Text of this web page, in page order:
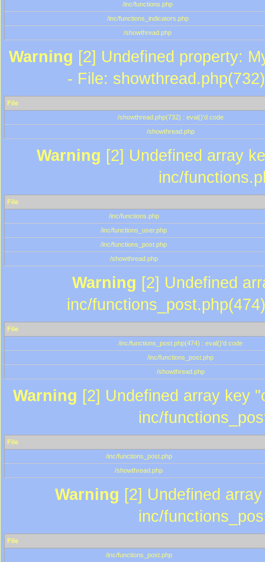
/inc/functions.php
/inc/functions_indicators.php
/showthread.php
Warning [2] Undefined property:
- File:
File
/showthread.php(732) : eval()'d code
/showthread.php
Warning [2] Undefined array
inc/
File
/inc/functions.php
/inc/functions_user.php
/inc/functions_post.php
/showthread.php
Warning [2] Undefined
inc/
File
/inc/functions_post.php(474) : eval()'d code
/inc/functions_post.php
/showthread.php
Warning [2] Undefined array key
inc/
File
/inc/functions_post.php
/showthread.php
Warning [2] Undefined
inc/
File
/inc/functions_post.php